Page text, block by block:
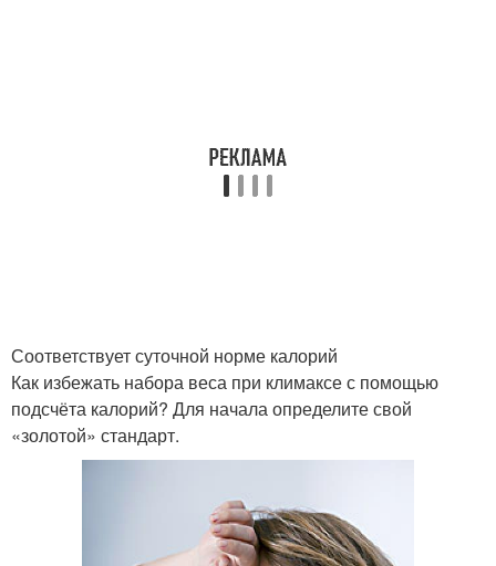
Соответствует суточной норме калорий
Как избежать набора веса при климаксе с помощью
подсчёта калорий? Для начала определите свой
«золотой» стандарт.